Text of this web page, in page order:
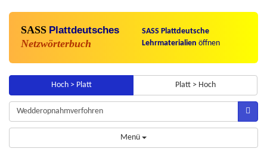
SASS Plattdeutsches
Netzwörterbuch
SASS Plattdeutsche
Lehrmaterialien öffnen
Hoch > Platt Platt > Hoch
Menü